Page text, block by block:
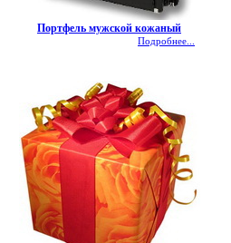
Портфель мужской кожаный
Подробнее...